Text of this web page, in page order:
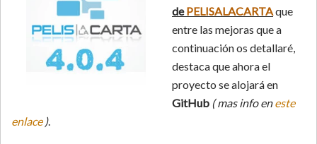
dePELISALACARTAque
entre las mejoras que a
continuación os detallaré,
destaca que ahora el
proyecto se alojará en
GitHub ( mas info eneste
enlace).